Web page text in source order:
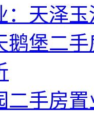
：天泽
鹅堡二
二手房